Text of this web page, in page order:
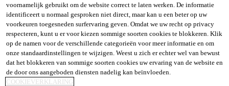
voornamelijk gebruikt om de website correct te laten werken. De informatie
identificeert u normaal gesproken niet direct, maar kan u een beter op uw
voorkeuren toegesneden surfervaring geven. Omdat we uw recht op privacy
respecteren, kunt u er voor kiezen sommige soorten cookies te blokkeren. Klik
op de namen voor de verschillende categorieën voor meer informatie en om
onze standaardinstellingen te wijzigen. Weest u zich er echter wel van bewust
dat het blokkeren van sommige soorten cookies uw ervaring van de website en
de door ons aangeboden diensten nadelig kan beïnvloeden.
COOKIEVERKLARING